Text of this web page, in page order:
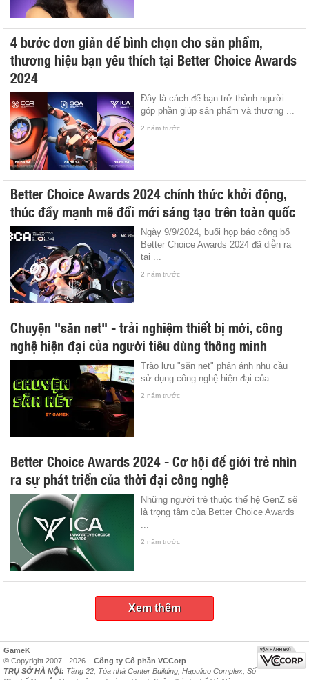
4 bước đơn giản để bình chọn cho sản phẩm,
thương hiệu bạn yêu thích tại Better Choice Awards
2024
Đây là cách để bạn trở thành người
góp phần giúp sản phẩm và thương ...
2 năm trước
Better Choice Awards 2024 chính thức khởi động,
thúc đẩy mạnh mẽ đổi mới sáng tạo trên toàn quốc
Ngày 9/9/2024, buổi họp báo công bố
Better Choice Awards 2024 đã diễn ra
tại ...
2 năm trước
Chuyện "săn net" - trải nghiệm thiết bị mới, công
nghệ hiện đại của người tiêu dùng thông minh
Trào lưu "săn net" phản ánh nhu cầu
sử dụng công nghệ hiện đại của ...
2 năm trước
Better Choice Awards 2024 - Cơ hội để giới trẻ nhìn
ra sự phát triển của thời đại công nghệ
Những người trẻ thuộc thế hệ GenZ sẽ
là trọng tâm của Better Choice Awards
2 năm trước
Xem thêm
GameK
© Copyright 2007 - 2026 – Công ty Cổ phần VCCorp
TRỤ SỞ HÀ NỘI: Tầng 22, Tòa nhà Center Building, Hapulico Complex, Số